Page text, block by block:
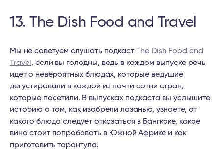
13. The Dish Food and Travel
Мы не советуем слушать подкаст The Dish Food and
Travel , если вы голодны, ведь в каждом выпуске речь
идет о невероятных блюдах, которые ведущие
дегустировали в каждой из почти сотни стран,
которые посетили. В выпусках подкаста вы услышите
историю о том, как изобрели лазанью, узнаете, от
какого блюда следует отказаться в Бангкоке, какое
вино стоит попробовать в Южной Африке и как
приготовить тарантула.